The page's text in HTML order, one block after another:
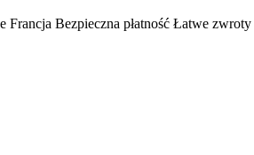
Francja Bezpieczna płatność Łatwe zwroty